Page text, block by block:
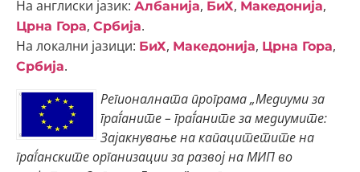
На англиски јазик: Албанија, БиХ, Македонија,
Црна Гора, Србија.
На локални јазици: БиХ, Македонија, Црна Гора,
Србија.
Регионалната програма „Медиуми за
граѓаните – граѓаните за медиумите:
Зајакнување на капацитетите на
граѓанските организации за развој на МИП во